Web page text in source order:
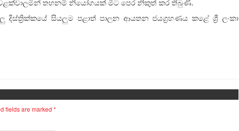
වළක්වාලමින් තහනම් නියෝගයක් මීට පෙර නිකුත් කර තිබුණි.
දිස්ත්‍රික්කයේ සියලුම පළාත් පාලන ආයතන ජයග්‍රහණය කළේ ශ්‍රී ලංකා
fields are marked *